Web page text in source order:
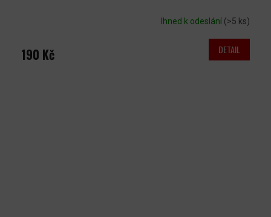
Ihned k odeslání (>5 ks)
190 Kč DETAIL